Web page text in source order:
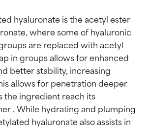
hyaluronate is the acetyl ester
where some of hyaluronic
are replaced with acetyl
in groups allows for enhanced
better stability, increasing
allows for penetration deeper
the ingredient reach its
. While hydrating and plumping
hyaluronate also assists in